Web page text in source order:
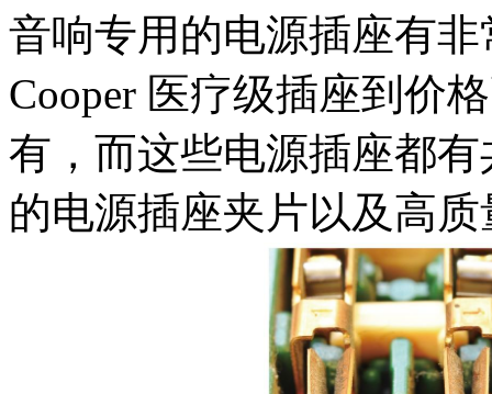
音响专用的电源插座有
Cooper 医疗级插座到价
有，而这些电源插座都
的电源插座夹片以及高